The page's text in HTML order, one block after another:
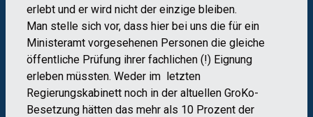
erlebt und er wird nicht der einzige bleiben.
Man stelle sich vor, dass hier bei uns die für ein
Ministeramt vorgesehenen Personen die gleiche
öffentliche Prüfung ihrer fachlichen (!) Eignung
erleben müssten. Weder im letzten
Regierungskabinett noch in der altuellen GroKo-
Besetzung hätten das mehr als 10 Prozent der